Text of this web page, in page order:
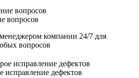
вопросов
компании 24/7 для
вопросов
исправление дефектов